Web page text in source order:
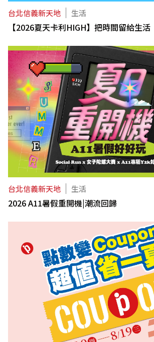
台北信義新天地 生活
【2026夏天卡利HIGH】把時間留給生活
台北信義新天地 生活
2026 A11暑假重開機|潮流回歸